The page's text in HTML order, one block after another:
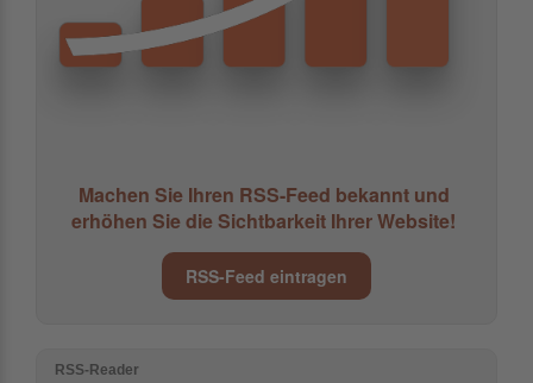
Machen Sie Ihren RSS-Feed bekannt und
erhöhen Sie die Sichtbarkeit Ihrer Website!
RSS-Feed eintragen
RSS-Reader